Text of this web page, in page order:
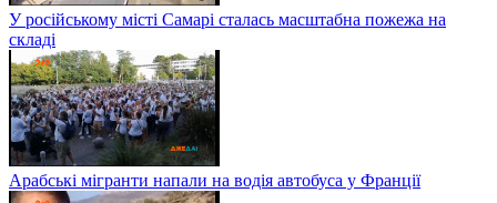
У російському місті Самарі сталась масштабна пожежа на
складі
Арабські мігранти напали на водія автобуса у Франції